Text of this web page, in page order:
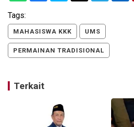
Tags:
MAHASISWA KKK UMS
PERMAINAN TRADISIONAL
Terkait